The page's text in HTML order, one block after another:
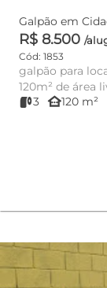
R$ 8.500 /
Cód: 1853
galpão para
120m² de área
2 Wcs 28m...
3 other_houses120 m²